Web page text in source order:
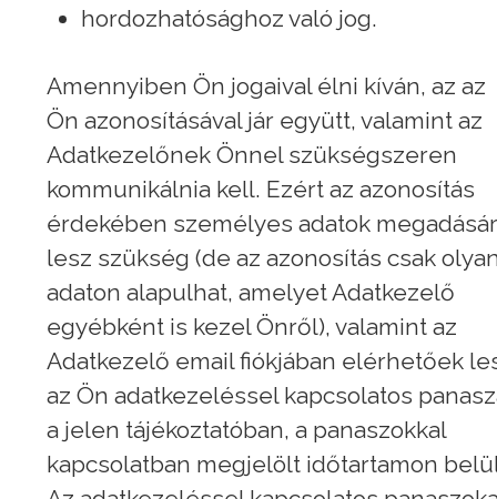
hordozhatósághoz való jog.
Amennyiben Ön jogaival élni kíván, az az
Ön azonosításával jár együtt, valamint az
Adatkezelőnek Önnel szükségszeren
kommunikálnia kell. Ezért az azonosítás
érdekében személyes adatok
lesz szükség (de az azonosítás csak
adaton alapulhat, amelyet Adatkezelő
egyébként is kezel Önről), valamint az
Adatkezelő email fiókjában elérhetőek
az Ön adatkezeléssel kapcsolatos
a jelen tájékoztatóban, a panaszokkal
kapcsolatban megjelölt időtartamon